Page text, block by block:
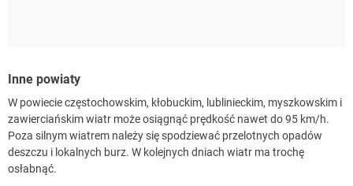
Inne powiaty
W powiecie częstochowskim, kłobuckim, lublinieckim, myszkowskim i
zawierciańskim wiatr może osiągnąć prędkość nawet do 95 km/h.
Poza silnym wiatrem należy się spodziewać przelotnych opadów
deszczu i lokalnych burz. W kolejnych dniach wiatr ma trochę
osłabnąć.